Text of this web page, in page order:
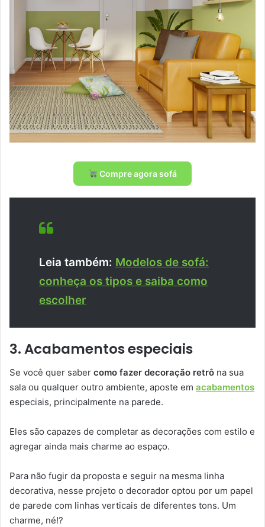
Compre agora sofá
Leia também: Modelos de sofá:
conheça os tipos e saiba como
escolher
3. Acabamentos especiais
Se você quer saber como fazer decoração retrô na sua
sala ou qualquer outro ambiente, aposte em acabamentos
especiais, principalmente na parede.
Eles são capazes de completar as decorações com estilo e
agregar ainda mais charme ao espaço.
Para não fugir da proposta e seguir na mesma linha
decorativa, nesse projeto o decorador optou por um papel
de parede com linhas verticais de diferentes tons. Um
charme, né!?